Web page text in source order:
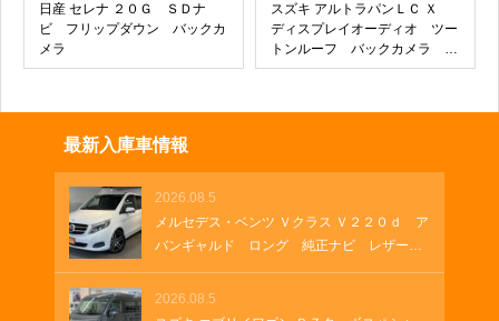
日産 セレナ ２０Ｇ ＳＤナ
ビ フリップダウン バックカ
メラ
スズキ アルトラパンＬＣ Ｘ
ディスプレイオーディオ ツー
トンルーフ バックカメラ シ
ートヒーター ＵＳＢソケッ
ピーカー スズキセーフティサ
内
最新入庫車情報
2026.08.5
メルセデス・ベンツ Ｖクラス Ｖ２２０ｄ ア
バンギャルド ロング 純正ナビ レザーシ
ート 両側パワースライド 電動シート ブ
ルメスターサウンド フルセグＴＶ 純正１
９インチアルミホイール クルーズコントロ
2026.08.5